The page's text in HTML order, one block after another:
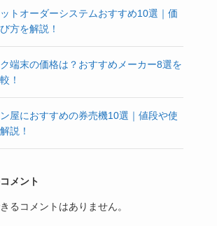
トオーダーシステムおすすめ10選｜価
方を解説！
端末の価格は？おすすめメーカー8選を
！
屋におすすめの券売機10選｜値段や使
説！
メント
るコメントはありません。